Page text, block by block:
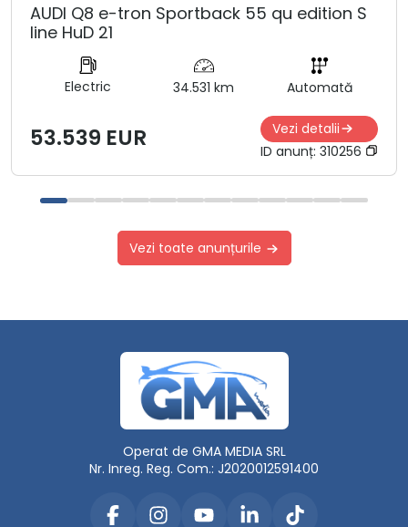
AUDI Q8 e-tron Sportback 55 qu edition S
line HuD 21
Electric 34.531 km Automată
53.539 EUR
Vezi detalii
ID anunț: 310256
Vezi toate anunțurile
Operat de GMA MEDIA SRL
Nr. Inreg. Reg. Com.: J2020012591400